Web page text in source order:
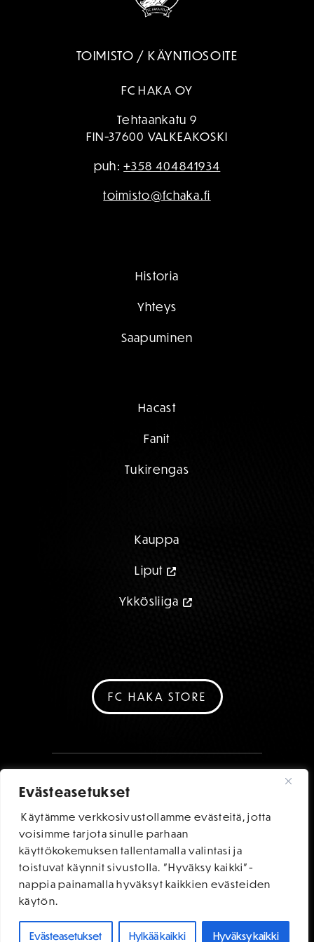
Evästeasetukset
Käytämme verkkosivustollamme evästeitä, jotta
voisimme tarjota sinulle parhaan
käyttökokemuksen tallentamalla valintasi ja
toistuvat käynnit sivustolla. "Hyväksy kaikki"-
nappia painamalla hyväksyt kaikkien evästeiden
käytön.
Evästeasetukset Hylkää kaikki Hyväksy kaikki
TOIMISTO / KÄYNTIOSOITE
FC HAKA OY
Tehtaankatu 9
FIN-37600 VALKEAKOSKI
puh:+358 404841934
toimisto@fchaka.fi
Historia
Yhteys
Saapuminen
Hacast
Fanit
Tukirengas
Kauppa
Liput
Ykkösliiga
FC HAKA STORE